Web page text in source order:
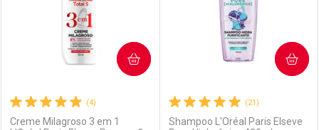
(4)
Creme Milagroso 3 em 1
COMPRAR
(21)
Shampoo L'Oréal Paris Elseve
COMPRAR